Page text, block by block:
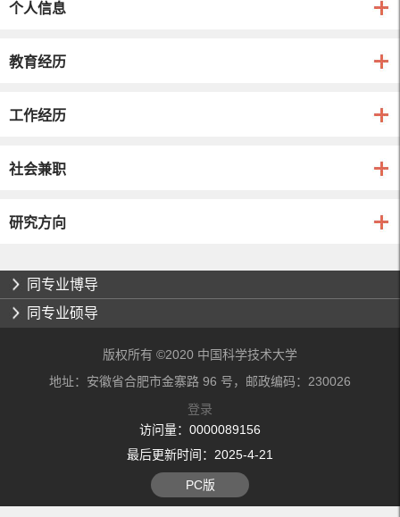
个人信息
教育经历
工作经历
社会兼职
研究方向
同专业博导
同专业硕导
版权所有 ©2020 中国科学技术大学
地址：安徽省合肥市金寨路 96 号，邮政编码：230026
登录
访问量： 0000089156
最后更新时间： 2025-4-21
PC版